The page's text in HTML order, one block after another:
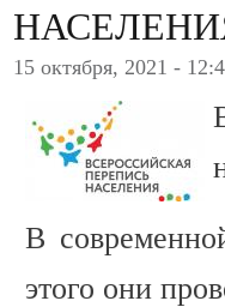
15 октября, 2021 -
В
этого они